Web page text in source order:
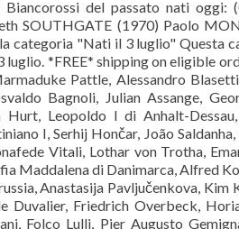
del passato nati oggi:
SOUTHGATE (1970) Paolo
categoria "Nati il 3 luglio" Questa
luglio. *FREE* shipping on eligible
Pattle, Alessandro
Bagnoli, Julian Assange,
Hurt, Leopoldo I di Anhalt-
I, Serhij Hončar, João
Vitali, Lothar von Trotha,
Maddalena di Danimarca, Alfred
Anastasija Pavljučenkova, Kim
Duvalier, Friedrich Overbeck,
Folco Lulli, Pier Augusto